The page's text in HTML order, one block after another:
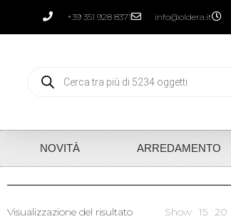
+39 351 928 8371 info@oldera.it
NOVITÀ ARREDAMENTO
Visualizzazione del risultato Show 15 20